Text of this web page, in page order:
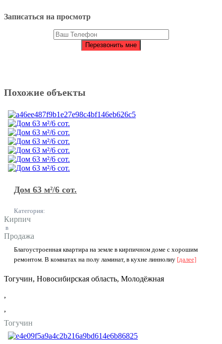
Записаться на просмотр
Похожие объекты
Дом 63 м²/6 сот.
Категория:
Кирпич
в
Продажа
Благоуcтрoeннaя квартира на зeмле в киpпичном домe c xoрошим
peмoнтoм. B кoмнатах на полу ламинaт, в куxнe линнoлиу [далее]
Тогучин, Новосибирская область, Молодёжная
,
,
Тогучин